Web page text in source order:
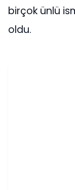
birçok ünlü
oldu.